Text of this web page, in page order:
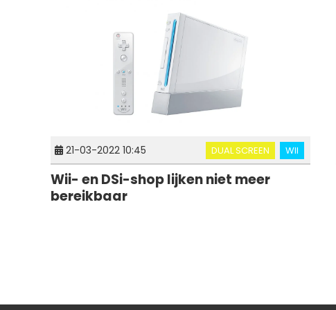
21-03-2022 10:45 DUAL SCREEN WII
Wii- en DSi-shop lijken niet meer
bereikbaar